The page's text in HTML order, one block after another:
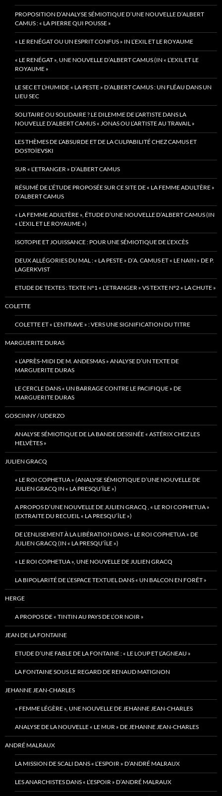
PROPOSITION D’ANALYSE SÉMIOTIQUE D’UNE NOUVELLE D’ALBERT
CAMUS : « LA PIERRE QUI POUSSE »
« LE RENÉGAT OU UN ESPRIT CONFUS » IN L’EXIL ET LE ROYAUME
« LE RENÉGAT », UNE NOUVELLE D’ALBERT CAMUS (IN « L’EXIL ET LE
ROYAUME »
LE SEC ET L’HUMIDE « LA PESTE » D’ALBERT CAMUS : UN FLÉAU DANS UN
LIEU SEC
SOLITAIRE OU SOLIDAIRE ? LE DILEMME DE L’ARTISTE DANS LA
NOUVELLE D’ALBERT CAMUS « JONAS OU L’ARTISTE AU TRAVAIL »
LES THÈMES DE L’ABSURDE ET DE LA CULPABILITÉ CHEZ CAMUS ET
DOSTOÏEVSKI
SUR « L’ETRANGER » D’ALBERT CAMUS
RÉSUMÉ DE L’ÉTUDE PROPOSÉE SUR CE SITE DE « LA FEMME ADULTÈRE »
D’ALBERT CAMUS
« LA FEMME ADULTÈRE », ÉTUDE D’UNE NOUVELLE D’ALBERT CAMUS (IN
« L’EXIL ET LE ROYAUME »)
ISOTOPIE ET JOUISSANCE : POUR UNE SÉMIOTIQUE DE L’EXCÈS
DEUX ALLÉGORIES DU MAL : « LA PESTE » D’A. CAMUS ET « LE NAIN » DE P.
LAGERKVIST
ETUDE DE TEXTES : TEXTE N°1 « L’ETRANGER » VS TEXTE N°2 « LA CHUTE »
COLETTE
COLETTE ET « L’ENTRAVE » : VERS UNE SIGNIFICATION DU TITRE
MARGUERITE DURAS
« L’APRÈS-MIDI DE M. ANDESMAS » ANALYSE D’UN TEXTE DE
MARGUERITE DURAS
LE CERCLE DANS « UN BARRAGE CONTRE LE PACIFIQUE » DE
MARGUERITE DURAS
GOSCINNY / UDERZO
ANALYSE SÉMIOTIQUE DE LA BANDE DESSINÉE « ASTÉRIX CHEZ LES
HELVÈTES »
JULIEN GRACQ
« LE ROI COPHETUA » (ANALYSE SÉMIOTIQUE D’UNE NOUVELLE DE
JULIEN GRACQ IN « LA PRESQU’ÎLE »)
A PROPOS D’UNE NOUVELLE DE JULIEN GRACQ , « LE ROI COPHETUA »
(EXTRAITE DU RECUEIL « LA PRESQU’ÎLE »)
DE L’ENLISEMENT À LA LIBÉRATION DANS « LE ROI COPHETUA » DE
JULIEN GRACQ (IN « LA PRESQU’ÎLE »)
« LE ROI COPHETUA », UNE NOUVELLE DE JULIEN GRACQ
LA BIPOLARITÉ DE L’ESPACE TEXTUEL DANS « UN BALCON EN FORÊT »
HERGE
A PROPOS DE « TINTIN AU PAYS DE L’OR NOIR »
JEAN DE LA FONTAINE
ETUDE D’UNE FABLE DE LA FONTAINE : « LE LOUP ET L’AGNEAU »
LA FONTAINE SOUS LE REGARD DE RENAUD MATIGNON
JEHANNE JEAN-CHARLES
« FEMME LÉGÈRE », UNE NOUVELLE DE JEHANNE JEAN-CHARLES
ANALYSE DE LA NOUVELLE « LE MUR » DE JEHANNE JEAN-CHARLES
ANDRÉ MALRAUX
LA MISSION DE SCALI DANS « L’ESPOIR » D’ANDRÉ MALRAUX
LES ANARCHISTES DANS « L’ESPOIR » D’ANDRÉ MALRAUX